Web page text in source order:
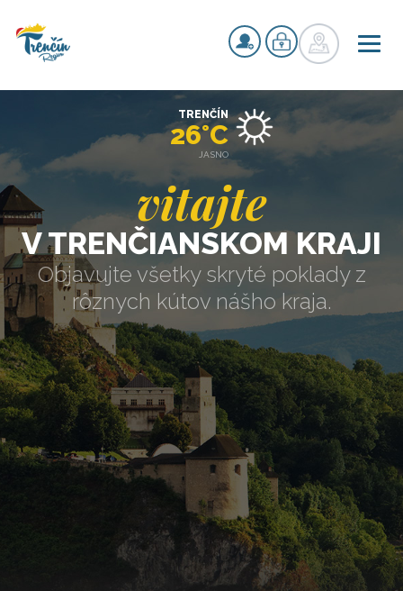
vitajte
V TRENČIANSKOM KRAJI
Objavujte všetky skryté poklady z
rôznych kútov nášho kraja.
TRENČÍN
26°C
JASNO